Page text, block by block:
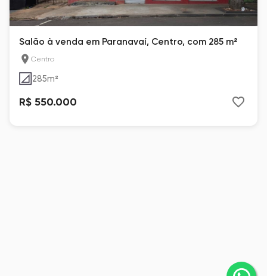
Salão à venda em Paranavaí, Centro, com 285 m²
Centro
285m²
R$ 550.000